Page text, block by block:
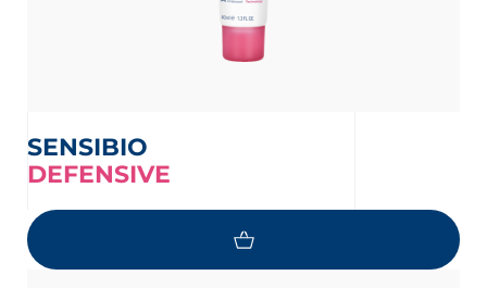
SENSIBIO
DEFENSIVE